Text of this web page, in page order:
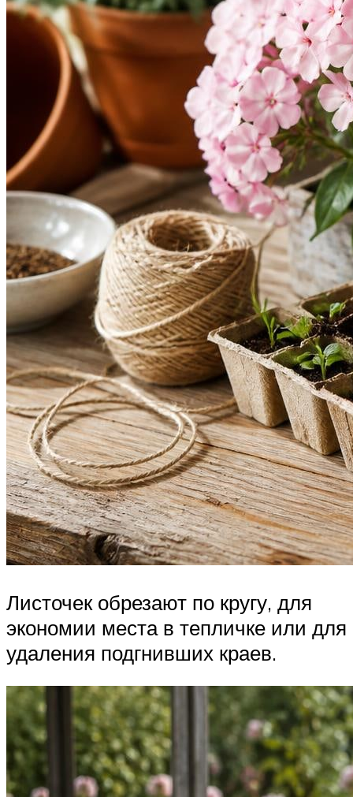
Листочек обрезают по кругу, для
экономии места в тепличке или для
удаления подгнивших краев.